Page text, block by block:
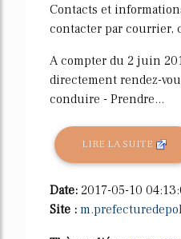
Contacts et
contacter par courrier,
A compter du 2 juin
directement rendez-
conduire - Prendre...
LIRE LA SUITE
Date: 2017-05-10
Site :